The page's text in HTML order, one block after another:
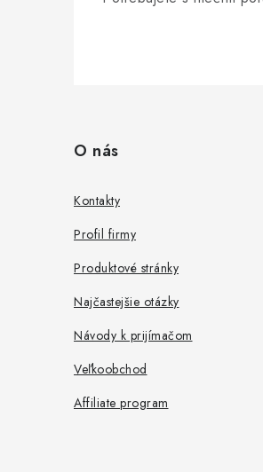
O nás
Kontakty
Profil firmy
Produktové stránky
Najčastejšie otázky
Návody k prijímačom
Veľkoobchod
Affiliate program